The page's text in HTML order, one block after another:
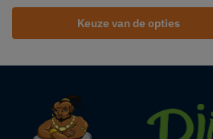
Keuze van de opties